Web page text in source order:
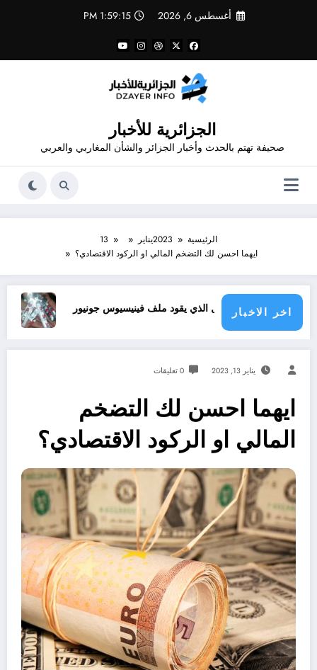
أغسطس 6, 2026 1:59:16 PM
الجزائرية للأخبار
صحيفة تهتم بالحدث وأخبار الجزائر والشأن المغاربي والعربي
الرئيسية 2023يناير
13
ايهما احسن لك التضخم المالي او الركود الاقتصادي؟
اخر الاخبار
الرجل الذي يقود ملف فينيسيوس جونيور قانون المؤثرات العقلية في الجزائر
يناير 13, 2023 0 تعليقات
ايهما احسن لك التضخم
المالي او الركود الاقتصادي؟